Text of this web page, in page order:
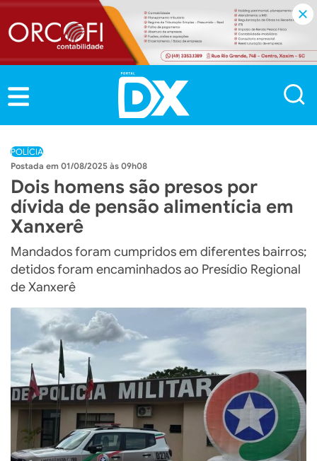
POLÍCIA
01/08/2025 às 09h08
Dois homens são presos por
dívida de pensão alimentícia em
Xanxerê
Mandados foram cumpridos em diferentes bairros;
detidos foram encaminhados ao Presídio Regional
de Xanxerê